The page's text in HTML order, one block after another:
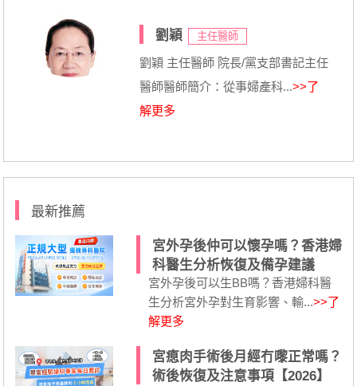
劉穎 主任醫師
劉穎 主任醫師 院長/黨支部書記主任
醫師醫師簡介：從事婦產科...>>了
解更多
最新推薦
宮外孕後仲可以懷孕嗎？香港婦
科醫生分析恢復及備孕建議
宮外孕後可以生BB嗎？香港婦科醫
生分析宮外孕對生育影響、輸...>>了
解更多
宮瘜肉手術後月經冇嚟正常嗎？
術後恢復及注意事項【2026】